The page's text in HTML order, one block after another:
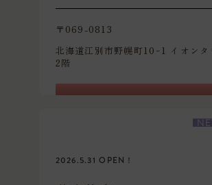
〒069-0813
北海道江別市野幌町10ｰ1 イオンタ
2階
体験レッスンを予
2026.5.31 OPEN！